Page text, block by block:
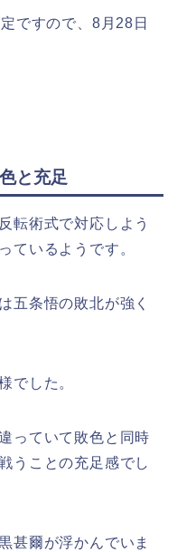
ですので、8月28日
と充足
転術式で対応しよう
ているようです。
五条悟の敗北が強く
でした。
っていて敗色と同時
うことの充足感でし
甚爾が浮かんでいま